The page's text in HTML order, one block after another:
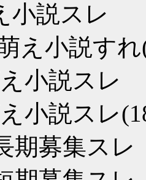
小説スレ
え小説す
小説スレ
小説スレ
期募集スレ